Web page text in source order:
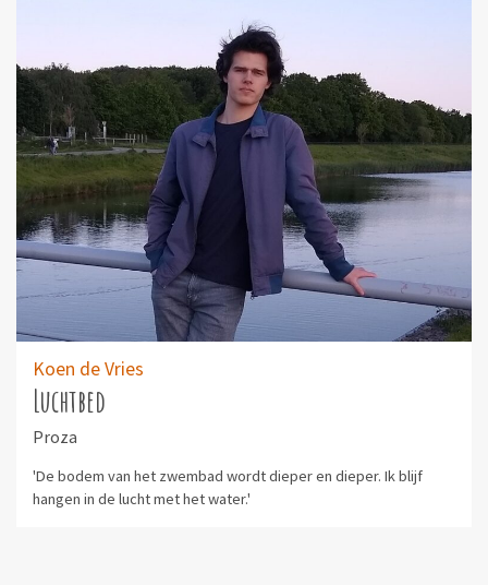
Koen de Vries
Luchtbed
Proza
'De bodem van het zwembad wordt dieper en dieper. Ik blijf
hangen in de lucht met het water.'